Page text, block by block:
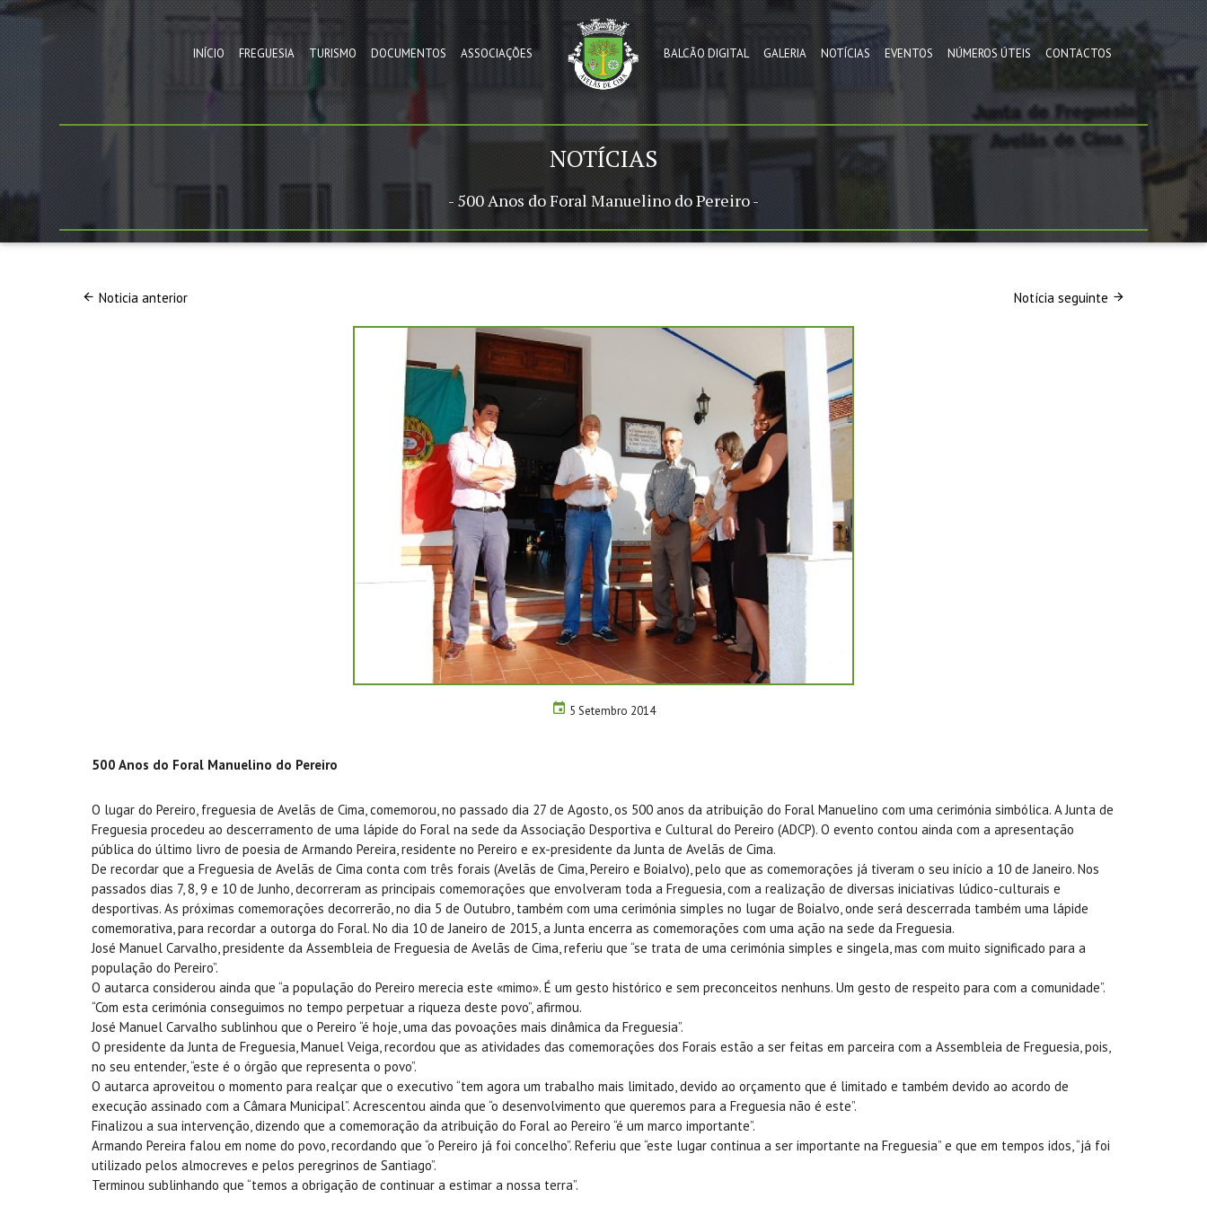
INÍCIO FREGUESIA TURISMO DOCUMENTOS ASSOCIAÇÕES BALCÃO DIGITAL GALERIA NOTÍCIAS EVENTOS NÚMEROS ÚTEIS CONTACTOS
NOTÍCIAS
- 500 Anos do Foral Manuelino do Pereiro -
Noticia anterior Notícia seguinte
5 Setembro 2014
500 Anos do Foral Manuelino do Pereiro
O lugar do Pereiro, freguesia de Avelãs de Cima, comemorou, no passado dia 27 de Agosto, os 500 anos da atribuição do Foral Manuelino com uma cerimónia simbólica. A Junta de
Freguesia procedeu ao descerramento de uma lápide do Foral na sede da Associação Desportiva e Cultural do Pereiro (ADCP). O evento contou ainda com a apresentação
pública do último livro de poesia de Armando Pereira, residente no Pereiro e ex-presidente da Junta de Avelãs de Cima.
De recordar que a Freguesia de Avelãs de Cima conta com três forais (Avelãs de Cima, Pereiro e Boialvo), pelo que as comemorações já tiveram o seu início a 10 de Janeiro. Nos
passados dias 7, 8, 9 e 10 de Junho, decorreram as principais comemorações que envolveram toda a Freguesia, com a realização de diversas iniciativas lúdico-culturais e
desportivas. As próximas comemorações decorrerão, no dia 5 de Outubro, também com uma cerimónia simples no lugar de Boialvo, onde será descerrada também uma lápide
comemorativa, para recordar a outorga do Foral. No dia 10 de Janeiro de 2015, a Junta encerra as comemorações com uma ação na sede da Freguesia.
José Manuel Carvalho, presidente da Assembleia de Freguesia de Avelãs de Cima, referiu que “se trata de uma cerimónia simples e singela, mas com muito significado para a
população do Pereiro”.
O autarca considerou ainda que “a população do Pereiro merecia este «mimo». É um gesto histórico e sem preconceitos nenhuns. Um gesto de respeito para com a comunidade”.
“Com esta cerimónia conseguimos no tempo perpetuar a riqueza deste povo”, afirmou.
José Manuel Carvalho sublinhou que o Pereiro “é hoje, uma das povoações mais dinâmica da Freguesia”.
O presidente da Junta de Freguesia, Manuel Veiga, recordou que as atividades das comemorações dos Forais estão a ser feitas em parceira com a Assembleia de Freguesia, pois,
no seu entender, “este é o órgão que representa o povo”.
O autarca aproveitou o momento para realçar que o executivo “tem agora um trabalho mais limitado, devido ao orçamento que é limitado e também devido ao acordo de
execução assinado com a Câmara Municipal”. Acrescentou ainda que “o desenvolvimento que queremos para a Freguesia não é este”.
Finalizou a sua intervenção, dizendo que a comemoração da atribuição do Foral ao Pereiro “é um marco importante”.
Armando Pereira falou em nome do povo, recordando que “o Pereiro já foi concelho”. Referiu que “este lugar continua a ser importante na Freguesia” e que em tempos idos, “já foi
utilizado pelos almocreves e pelos peregrinos de Santiago”.
Terminou sublinhando que “temos a obrigação de continuar a estimar a nossa terra”.